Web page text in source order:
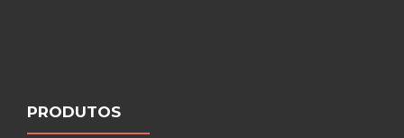
PRODUTOS